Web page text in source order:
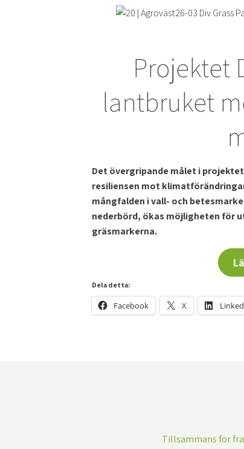
Projektet
lantbruket
Det övergripande målet i
resiliensen mot
mångfalden i vall- och
nederbörd, ökas möjligheten för
gräsmarkerna.
Dela detta:
Facebook X
Tillsammans för